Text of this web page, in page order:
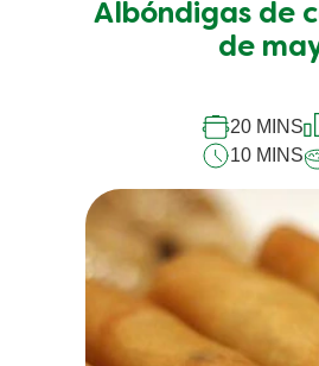
Albóndigas de
de
20 MINS
10 MINS